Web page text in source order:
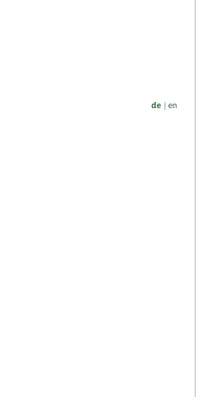
de en